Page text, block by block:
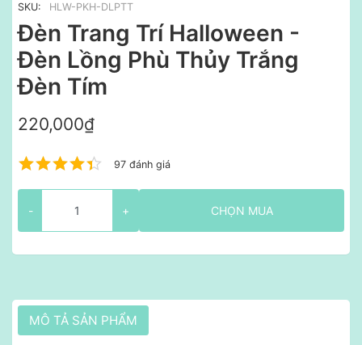
SKU: HLW-PKH-DLPTT
Đèn Trang Trí Halloween -
Đèn Lồng Phù Thủy Trắng
Đèn Tím
220,000₫
97 đánh giá
- + CHỌN MUA
MÔ TẢ SẢN PHẨM